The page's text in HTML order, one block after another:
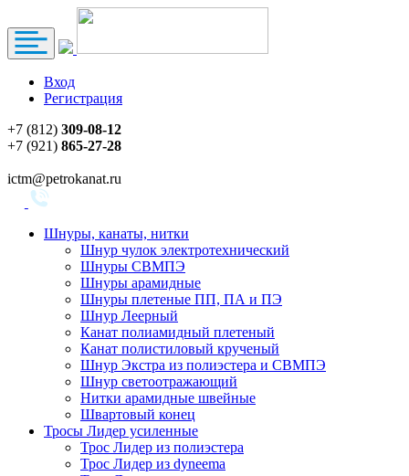
Вход
Регистрация
+7 (812) 309-08-12
+7 (921) 865-27-28
ictm@petrokanat.ru
Шнуры, канаты, нитки
Шнур чулок электротехнический
Шнуры СВМПЭ
Шнуры арамидные
Шнуры плетеные ПП, ПА и ПЭ
Шнур Леерный
Канат полиамидный плетеный
Канат полистиловый крученый
Шнур Экстра из полиэстера и СВМПЭ
Шнур светоотражающий
Нитки арамидные швейные
Швартовый конец
Тросы Лидер усиленные
Трос Лидер из полиэстера
Трос Лидер из dyneema